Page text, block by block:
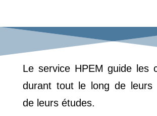
Le service HPEM guide les
durant tout le long de leurs
de leurs études.